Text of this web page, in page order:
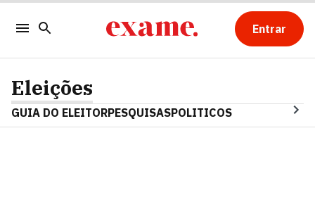
Entrar
Eleições
GUIA DO ELEITORPESQUISASPOLITICOS